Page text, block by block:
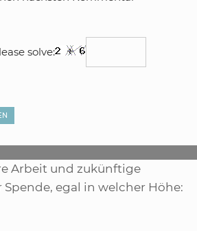
solve:
Arbeit und zukünftige
egal in welcher Höhe: